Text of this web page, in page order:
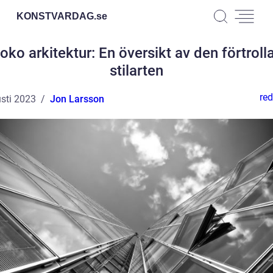
KONSTVARDAG.se
arkitektur: En översikt av den
stilarten
2023 Jon Larsson